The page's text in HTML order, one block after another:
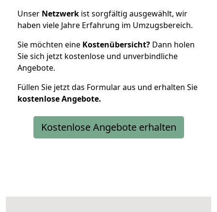
Unser Netzwerk ist sorgfältig ausgewählt, wir
haben viele Jahre Erfahrung im Umzugsbereich.
Sie möchten eine Kostenübersicht? Dann holen
Sie sich jetzt kostenlose und unverbindliche
Angebote.
Füllen Sie jetzt das Formular aus und erhalten Sie
kostenloseAngebote.
Kostenlose Angebote erhalten